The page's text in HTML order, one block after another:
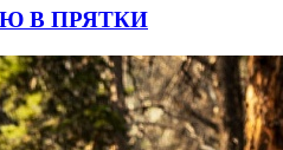
В ПРЯТКИ